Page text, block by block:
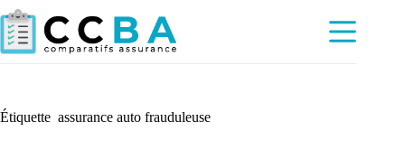
Passer
au
contenu
Étiquette assurance auto frauduleuse